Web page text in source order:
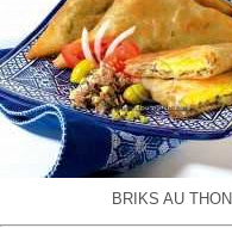
BRIKS AU THON